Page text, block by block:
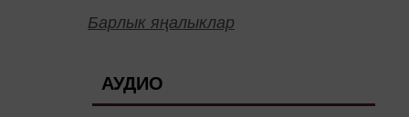
Барлык яңалыклар
АУДИО